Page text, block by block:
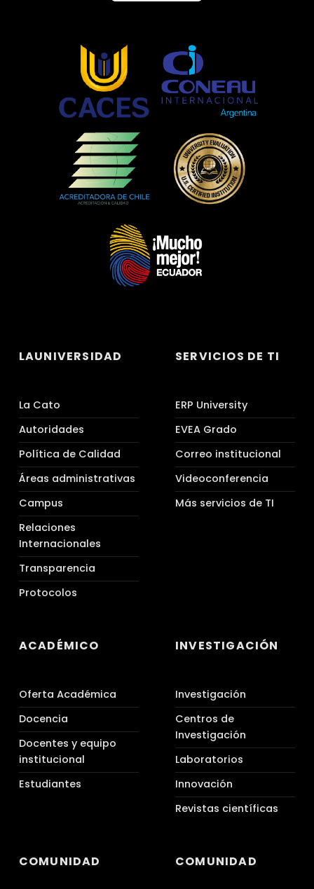
LAUNIVERSIDAD
La Cato
Autoridades
Política de Calidad
Áreas administrativas
Campus
Relaciones
Internacionales
Transparencia
Protocolos
SERVICIOS DE TI
ERP University
EVEA Grado
Correo institucional
Videoconferencia
Más servicios de TI
ACADÉMICO
Oferta Académica
Docencia
Docentes y equipo
institucional
Estudiantes
INVESTIGACIÓN
Investigación
Centros de
Investigación
Laboratorios
Innovación
Revistas científicas
COMUNIDAD COMUNIDAD